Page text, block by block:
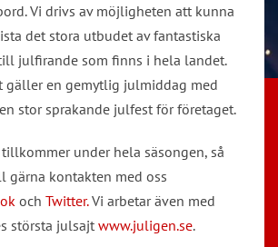
Vi drivs av möjligheten att kunna
det stora utbudet av fantastiska
julfirande som finns i hela landet.
gäller en gemytlig julmiddag med
stor sprakande julfest för företaget.
under hela säsongen, så
gärna kontakten med oss
och Twitter.Vi arbetar även med
största julsajt www.juligen.se.